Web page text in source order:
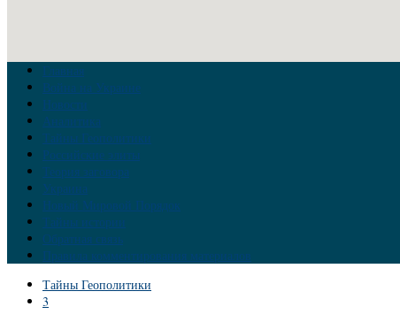
Главная
Война на Украине
Новости
Аналитика
Тайны Геополитики
Российские элиты
Теория заговора
Украина
Новый Мировой Порядок
Тайны истории
Обратная связь
Правила комментирования материалов
Тайны Геополитики
3